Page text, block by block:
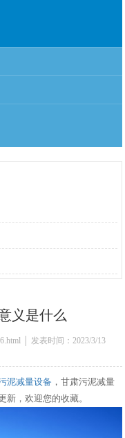
义是什么
│ 发表时间：2023/3/13
泥减量设备 ，甘肃污泥减量
新，欢迎您的收藏。